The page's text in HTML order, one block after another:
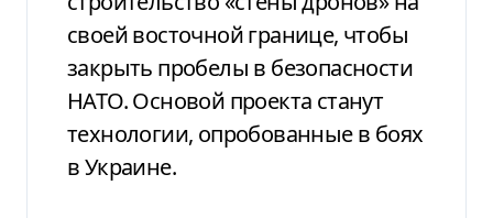
своей восточной границе, чтобы
закрыть пробелы в безопасности
НАТО. Основой проекта станут
технологии, опробованные в боях
в Украине.